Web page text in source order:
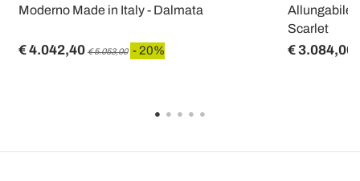
Moderno Made in Italy - Dalmata
€ 4.042,40 € 5.053,00 - 20%
Allungabile
Scarlet
€ 3.084,00